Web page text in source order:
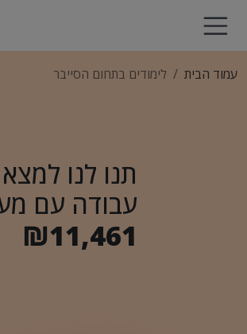
עמוד הבית לימודים בתחום הסייבר
תנו לנו
עבודה עם
₪11,461